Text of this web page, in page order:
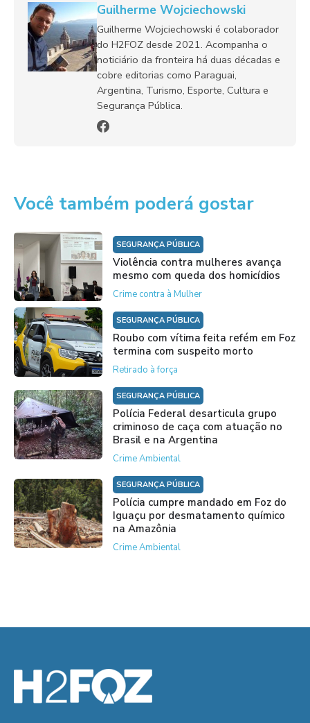
Guilherme Wojciechowski
Guilherme Wojciechowski é colaborador
do H2FOZ desde 2021. Acompanha o
noticiário da fronteira há duas décadas e
cobre editorias como Paraguai,
Argentina, Turismo, Esporte, Cultura e
Segurança Pública.
Você também poderá gostar
SEGURANÇA PÚBLICA
Violência contra mulheres avança
mesmo com queda dos homicídios
Crime contra à Mulher
SEGURANÇA PÚBLICA
Roubo com vítima feita refém em Foz
termina com suspeito morto
Retirado à força
SEGURANÇA PÚBLICA
Polícia Federal desarticula grupo
criminoso de caça com atuação no
Brasil e na Argentina
Crime Ambiental
SEGURANÇA PÚBLICA
Polícia cumpre mandado em Foz do
Iguaçu por desmatamento químico
na Amazônia
Crime Ambiental